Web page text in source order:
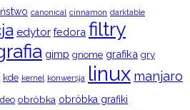
canonical cinnamon darktable
edytor fedora filtry
gimp gnome grafika gry
kde kernel konwersja linux manjaro
obróbka obróbka grafiki